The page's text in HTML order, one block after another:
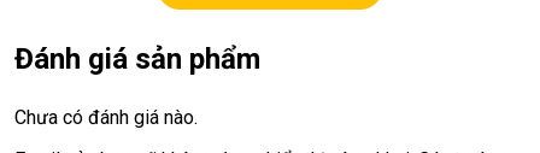
==>Vga intelHD630upto4G
game, đồ họa, render
Đánh giá sản phẩm
Chưa có đánh giá nào.